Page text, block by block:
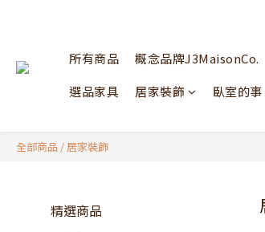
所有商品 概念品牌J3MaisonCo.
選品家具
居家裝飾 臥室的事
全部商品 / 居家裝飾
精選商品